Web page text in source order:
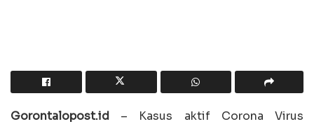
Gorontalopost.id – Kasus aktif Corona Virus